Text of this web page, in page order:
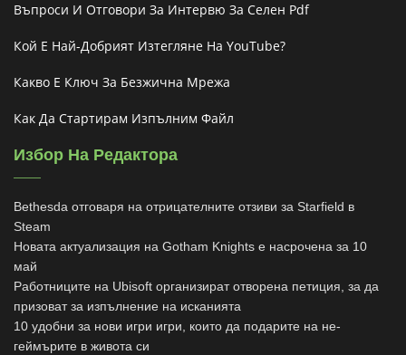
Въпроси И Отговори За Интервю За Селен Pdf
Кой Е Най-Добрият Изтегляне На YouTube?
Какво Е Ключ За Безжична Мрежа
Как Да Стартирам Изпълним Файл
Избор На Редактора
Bethesda отговаря на отрицателните отзиви за Starfield в
Steam
Новата актуализация на Gotham Knights е насрочена за 10
май
Работниците на Ubisoft организират отворена петиция, за да
призоват за изпълнение на исканията
10 удобни за нови игри игри, които да подарите на не-
геймърите в живота си